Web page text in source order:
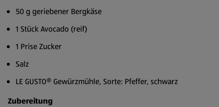
50 g geriebener Bergkäse
1 Stück Avocado (reif)
1 Prise Zucker
Salz
LE GUSTO® Gewürzmühle, Sorte: Pfeffer, schwarz
Zubereitung